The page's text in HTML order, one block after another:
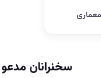
سخنرانان مدعو